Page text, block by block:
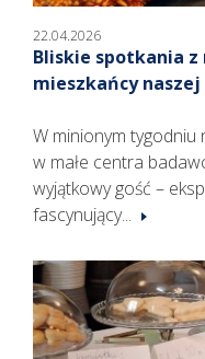
22.04.2026
Bliskie spotkania z
mieszkańcy naszej
W minionym tygodniu
w małe centra
wyjątkowy gość –
fascynujący...